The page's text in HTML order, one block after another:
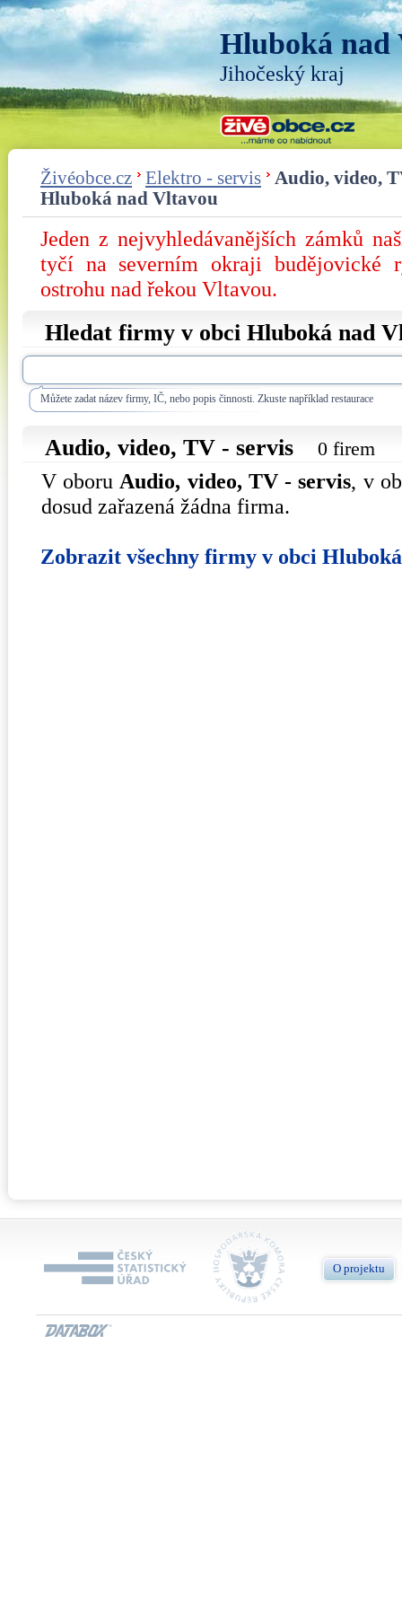
Hluboká nad
Jihočeský kraj
Živéobce.cz Elektro - servis
Audio, video,
Hluboká nad Vltavou
Jeden z nejvyhledávanějších zámků
tyčí na severním okraji budějovické
ostrohu nad řekou Vltavou.
Hledat firmy v obci Hluboká nad
Můžete zadat název firmy, IČ, nebo popis činnosti. Zkuste například restaurace
Audio, video, TV - servis 0 firem
V oboru Audio, video, TV - servis, v
dosud zařazená žádna firma.
Zobrazit všechny firmy v obci
O projektu